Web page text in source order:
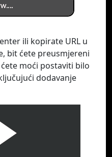
ili kopirate URL u
bit ćete preusmjereni
moći postaviti bilo
dodavanje